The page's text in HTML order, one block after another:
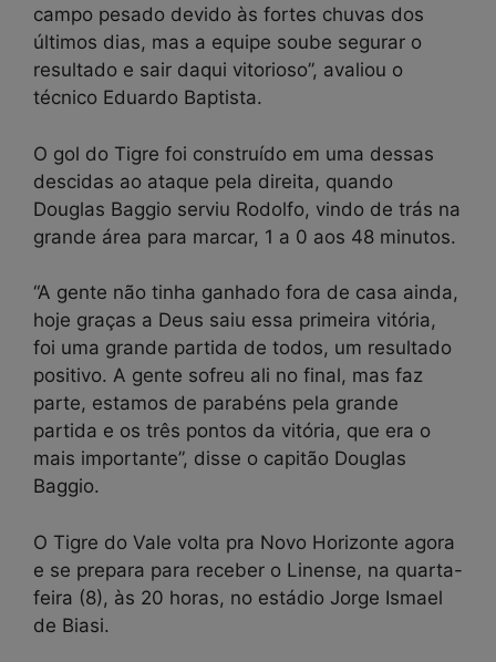
campo pesado devido às fortes chuvas dos
últimos dias, mas a equipe soube segurar o
resultado e sair daqui vitorioso”, avaliou o
técnico Eduardo Baptista.
O gol do Tigre foi construído em uma dessas
descidas ao ataque pela direita, quando
Douglas Baggio serviu Rodolfo, vindo de trás na
grande área para marcar, 1 a 0 aos 48 minutos.
“A gente não tinha ganhado fora de casa ainda,
hoje graças a Deus saiu essa primeira vitória,
foi uma grande partida de todos, um resultado
positivo. A gente sofreu ali no final, mas faz
parte, estamos de parabéns pela grande
partida e os três pontos da vitória, que era o
mais importante”, disse o capitão Douglas
Baggio.
O Tigre do Vale volta pra Novo Horizonte agora
e se prepara para receber o Linense, na quarta-
feira (8), às 20 horas, no estádio Jorge Ismael
de Biasi.